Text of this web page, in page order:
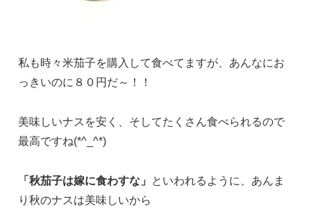
私も時々米茄子を購入して食べてますが、あんなにお
っきいのに８０円だ～！！
美味しいナスを安く、そしてたくさん食べられるので
最高ですね(*^_^*)
「秋茄子は嫁に食わすな」
といわれるように、あんま
り秋のナスは美味しいから